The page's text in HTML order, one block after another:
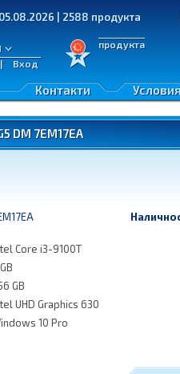
| 2588 продукта
Вход
продукта
Контакти
DM 7EM17EA
Core i3-9100T
GB
UHD Graphics 630
10 Pro